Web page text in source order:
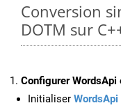
Conversion
DOTM sur
Configurer WordsApi
Initialiser WordsApi